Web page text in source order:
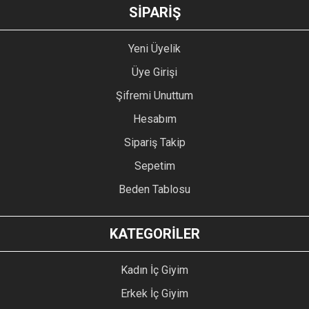
GÖNDER
SİPARİŞ
Yeni Üyelik
Üye Girişi
Şifremi Unuttum
Hesabım
Sipariş Takip
Sepetim
Beden Tablosu
KATEGORİLER
Kadın İç Giyim
Erkek İç Giyim